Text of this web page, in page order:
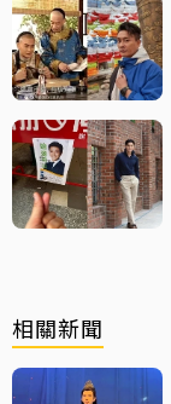
相關新聞